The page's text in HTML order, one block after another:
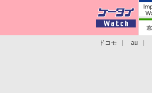
ドコモ au